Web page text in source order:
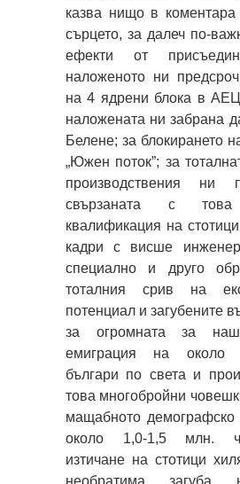
казва нищо в
сърцето, за далеч по-
ефекти от
наложеното ни
на 4 ядрени блока в АЕЦ
наложената ни забрана
Белене; за блокирането
„Южен поток”; за
производствения ни
свързаната с това
квалификация на
кадри с висше
специално и друго
тоталния срив на
потенциал и загубените
за огромната за
емиграция на около
българи по света и
това многобройни
мащабното демографско
около 1,0-1,5 млн.
изтичане на стотици
необратима загуба